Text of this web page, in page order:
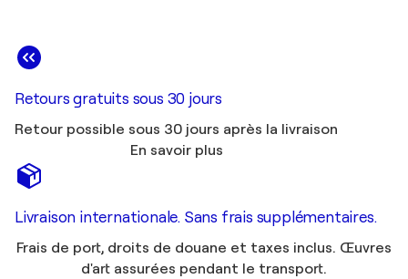
Retours gratuits sous 30 jours
Retour possible sous 30 jours après la livraison
En savoir plus
Livraison internationale. Sans frais supplémentaires.
Frais de port, droits de douane et taxes inclus. Œuvres
d'art assurées pendant le transport.